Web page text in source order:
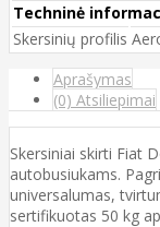
Techninė
Skersinių profilis
Aprašymas
(0) Atsiliepimai
Skersiniai skirti Fiat
autobusiukams.
universalumas,
sertifikuotas 50 kg